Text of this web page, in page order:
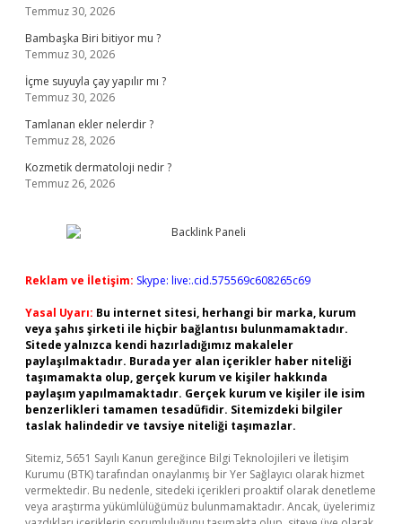
Temmuz 30, 2026
Bambaşka Biri bitiyor mu ?
Temmuz 30, 2026
İçme suyuyla çay yapılır mı ?
Temmuz 30, 2026
Tamlanan ekler nelerdir ?
Temmuz 28, 2026
Kozmetik dermatoloji nedir ?
Temmuz 26, 2026
Reklam ve İletişim: Skype: live:.cid.575569c608265c69
Yasal Uyarı: Bu internet sitesi, herhangi bir marka, kurum
veya şahıs şirketi ile hiçbir bağlantısı bulunmamaktadır.
Sitede yalnızca kendi hazırladığımız makaleler
paylaşılmaktadır. Burada yer alan içerikler haber niteliği
taşımamakta olup, gerçek kurum ve kişiler hakkında
paylaşım yapılmamaktadır. Gerçek kurum ve kişiler ile isim
benzerlikleri tamamen tesadüfidir. Sitemizdeki bilgiler
taslak halindedir ve tavsiye niteliği taşımazlar.
Sitemiz, 5651 Sayılı Kanun gereğince Bilgi Teknolojileri ve İletişim
Kurumu (BTK) tarafından onaylanmış bir Yer Sağlayıcı olarak hizmet
vermektedir. Bu nedenle, sitedeki içerikleri proaktif olarak denetleme
veya araştırma yükümlülüğümüz bulunmamaktadır. Ancak, üyelerimiz